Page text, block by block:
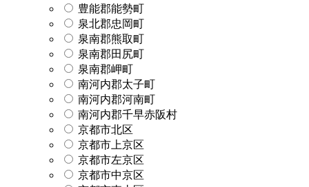
豊能郡能勢町
泉北郡忠岡町
泉南郡熊取町
泉南郡田尻町
泉南郡岬町
南河内郡太子町
南河内郡河南町
南河内郡千早赤阪村
京都市北区
京都市上京区
京都市左京区
京都市中京区